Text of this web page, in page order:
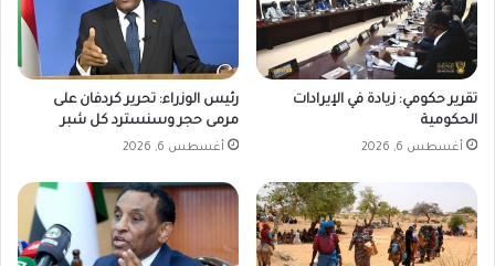
تقرير حكومي: زيادة في الإيرادات
الحكومية
أغسطس 6, 2026
رئيس الوزراء: تحرير كردفان على
مرمى حجر وسنسترد كل شبر
أغسطس 6, 2026